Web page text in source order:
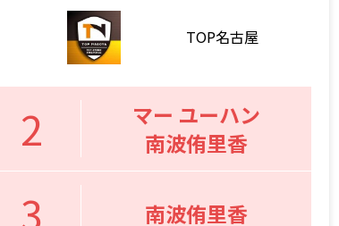
TOP名古屋
2
マー ユーハン
南波侑里香
3 南波侑里香